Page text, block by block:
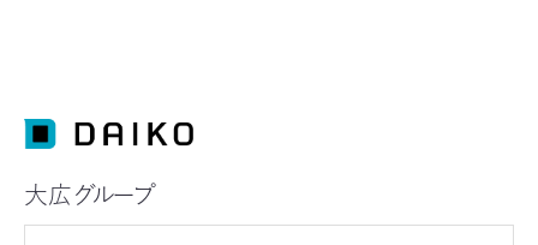
大広 グループ